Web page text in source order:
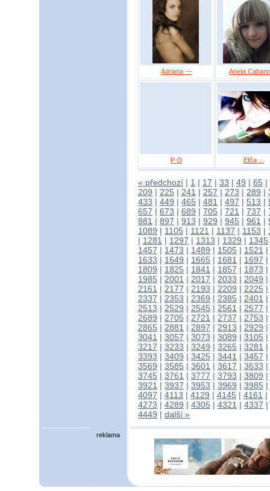
Adriana --- Aneta
P O Efča ...
« předchozí | 1 | 17 | 33 | 49 | 65 |
209 | 225 | 241 | 257 | 273 | 289 |
433 | 449 | 465 | 481 | 497 | 513 |
657 | 673 | 689 | 705 | 721 | 737 |
881 | 897 | 913 | 929 | 945 | 961 |
1089 | 1105 | 1121 | 1137 | 1153 |
| 1281 | 1297 | 1313 | 1329 | 1345
1457 | 1473 | 1489 | 1505 | 1521 |
1633 | 1649 | 1665 | 1681 | 1697 |
1809 | 1825 | 1841 | 1857 | 1873 |
1985 | 2001 | 2017 | 2033 | 2049 |
2161 | 2177 | 2193 | 2209 | 2225 |
2337 | 2353 | 2369 | 2385 | 2401 |
2513 | 2529 | 2545 | 2561 | 2577 |
2689 | 2705 | 2721 | 2737 | 2753 |
2865 | 2881 | 2897 | 2913 | 2929 |
3041 | 3057 | 3073 | 3089 | 3105 |
3217 | 3233 | 3249 | 3265 | 3281 |
3393 | 3409 | 3425 | 3441 | 3457 |
3569 | 3585 | 3601 | 3617 | 3633 |
3745 | 3761 | 3777 | 3793 | 3809 |
3921 | 3937 | 3953 | 3969 | 3985 |
4097 | 4113 | 4129 | 4145 | 4161 |
4273 | 4289 | 4305 | 4321 | 4337 |
4449 | další »
reklama